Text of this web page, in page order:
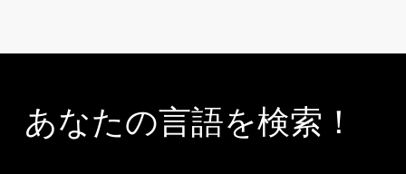
あなたの言語を検索！